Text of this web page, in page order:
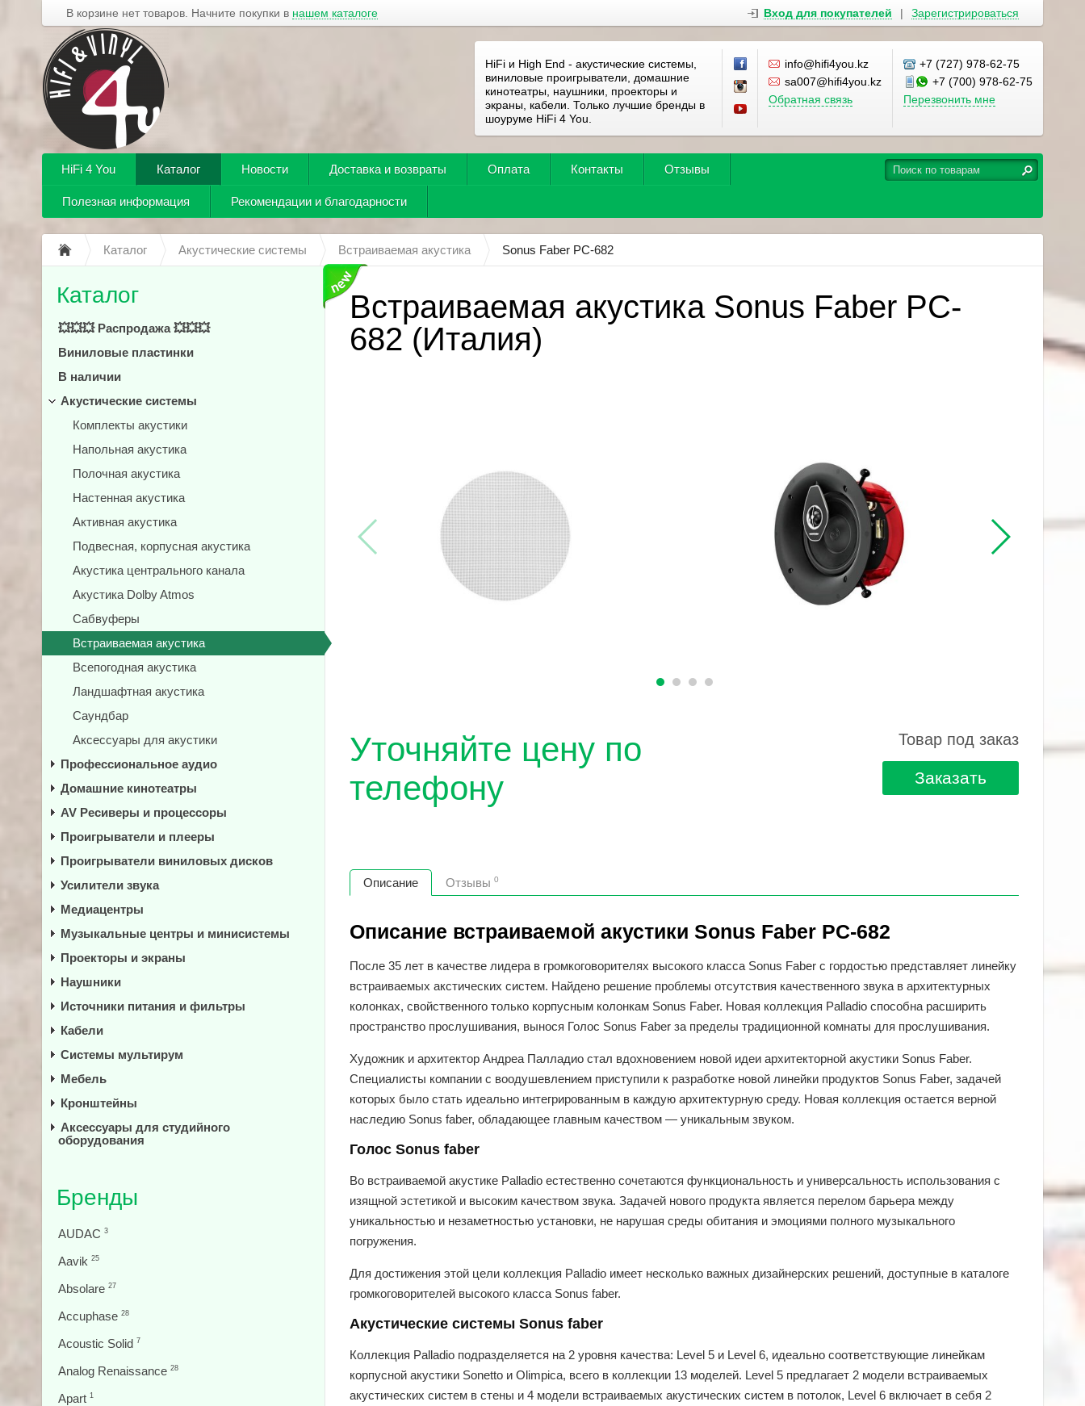
В корзине нет товаров. Начните покупки в нашем каталоге Вход для покупателей | Зарегистрироваться
HiFi и High End - акустические системы,
виниловые проигрыватели, домашние
кинотеатры, наушники, проекторы и
экраны, кабели. Только лучшие бренды в
шоуруме HiFi 4 You.
info@hifi4you.kz
sa007@hifi4you.kz
Обратная связь
+7 (727) 978-62-75
+7 (700) 978-62-75
Перезвонить мне
HiFi 4 You Каталог Новости Доставка и возвраты Оплата Контакты Отзывы
Полезная информация Рекомендации и благодарности
Каталог Акустические системы Встраиваемая акустика Sonus Faber PC-682
Встраиваемая акустика Sonus Faber PC-
682 (Италия)
Уточняйте цену по
телефону
Товар под заказ
Заказать
Описание Отзывы 0
Описание встраиваемой акустики Sonus Faber PC-682
После 35 лет в качестве лидера в громкоговорителях высокого класса Sonus Faber c гордостью представляет линейку
встраиваемых акстических систем. Найдено решение проблемы отсутствия качественного звука в архитектурных
колонках, свойственного только корпусным колонкам Sonus Faber. Новая коллекция Palladio способна расширить
пространство прослушивания, вынося Голос Sonus Faber за пределы традиционной комнаты для прослушивания.
Художник и архитектор Андреа Палладио стал вдохновением новой идеи архитекторной акустики Sonus Faber.
Специалисты компании с воодушевлением приступили к разработке новой линейки продуктов Sonus Faber, задачей
которых было стать идеально интегрированным в каждую архитектурную среду. Новая коллекция остается верной
наследию Sonus faber, обладающее главным качеством — уникальным звуком.
Голос Sonus faber
Во встраиваемой акустике Palladio естественно сочетаются функциональность и универсальность использования с
изящной эстетикой и высоким качеством звука. Задачей нового продукта является перелом барьера между
уникальностью и незаметностью установки, не нарушая среды обитания и эмоциями полного музыкального
погружения.
Для достижения этой цели коллекция Palladio имеет несколько важных дизайнерских решений, доступные в каталоге
громкоговорителей высокого класса Sonus faber.
Акустические системы Sonus faber
Коллекция Palladio подразделяется на 2 уровня качества: Level 5 и Level 6, идеально соответствующие линейкам
корпусной акустики Sonetto и Olimpica, всего в коллекции 13 моделей. Level 5 предлагает 2 модели встраиваемых
акустических систем в стены и 4 модели встраиваемых акустических систем в потолок, Level 6 включает в себя 2
Каталог
💥💥💥 Распродажа 💥💥💥
Виниловые пластинки
В наличии
Акустические системы
Комплекты акустики
Напольная акустика
Полочная акустика
Настенная акустика
Активная акустика
Подвесная, корпусная акустика
Акустика центрального канала
Акустика Dolby Atmos
Сабвуферы
Встраиваемая акустика
Всепогодная акустика
Ландшафтная акустика
Саундбар
Аксессуары для акустики
Профессиональное аудио
Домашние кинотеатры
AV Ресиверы и процессоры
Проигрыватели и плееры
Проигрыватели виниловых дисков
Усилители звука
Медиацентры
Музыкальные центры и минисистемы
Проекторы и экраны
Наушники
Источники питания и фильтры
Кабели
Системы мультирум
Мебель
Кронштейны
Аксессуары для студийного
оборудования
Бренды
AUDAC 3
Aavik 25
Absolare 27
Accuphase 28
Acoustic Solid 7
Analog Renaissance 28
Apart 1